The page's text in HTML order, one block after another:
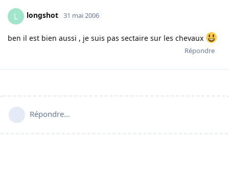
L longshot 31 mai 2006
ben il est bien aussi , je suis pas sectaire sur les chevaux
Répondre
Répondre…